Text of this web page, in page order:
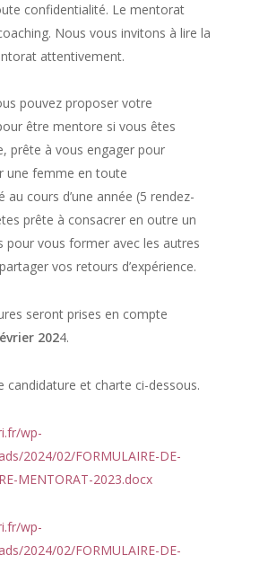
confidentialité. Le mentorat
Nous vous invitons à lire la
attentivement.
pouvez proposer votre
être mentore si vous êtes
prête à vous engager pour
une femme en toute
au cours d’une année (5 rendez-
prête à consacrer en outre un
pour vous former avec les autres
vos retours d’expérience.
seront prises en compte
2024.
candidature et charte ci-dessous.
wp-
2024/02/FORMULAIRE-DE-
MENTORAT-2023.docx
wp-
2024/02/FORMULAIRE-DE-